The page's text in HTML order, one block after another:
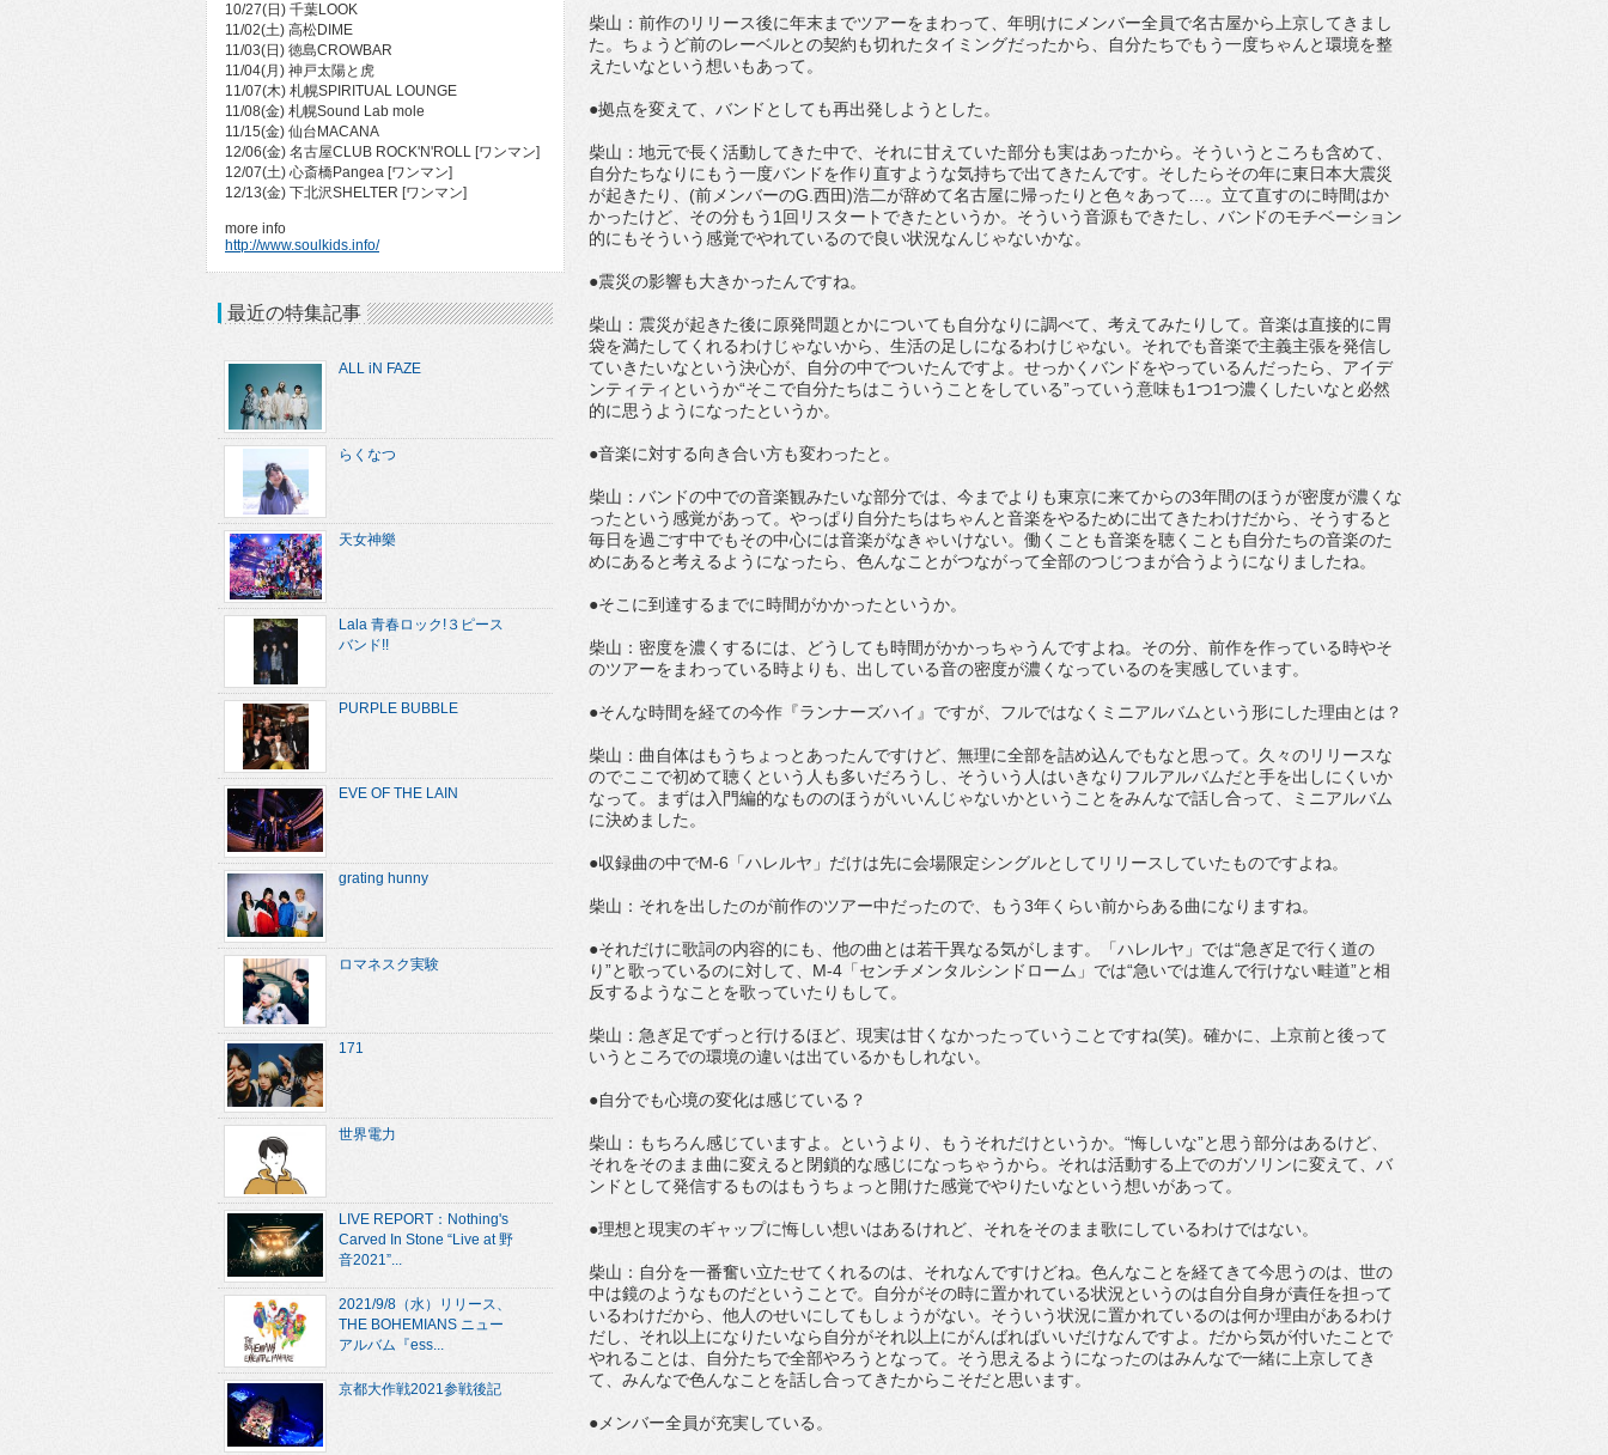
柴山：前作のリリース後に年末までツアーをまわって、年明けにメンバー全員で名古屋から上京してきまし
た。ちょうど前のレーベルとの契約も切れたタイミングだったから、自分たちでもう一度ちゃんと環境を整
えたいなという想いもあって。
●拠点を変えて、バンドとしても再出発しようとした。
柴山：地元で長く活動してきた中で、それに甘えていた部分も実はあったから。そういうところも含めて、
自分たちなりにもう一度バンドを作り直すような気持ちで出てきたんです。そしたらその年に東日本大震災
が起きたり、(前メンバーのG.西田)浩二が辞めて名古屋に帰ったりと色々あって…。立て直すのに時間はか
かったけど、その分もう1回リスタートできたというか。そういう音源もできたし、バンドのモチベーション
的にもそういう感覚でやれているので良い状況なんじゃないかな。
●震災の影響も大きかったんですね。
柴山：震災が起きた後に原発問題とかについても自分なりに調べて、考えてみたりして。音楽は直接的に胃
袋を満たしてくれるわけじゃないから、生活の足しになるわけじゃない。それでも音楽で主義主張を発信し
ていきたいなという決心が、自分の中でついたんですよ。せっかくバンドをやっているんだったら、アイデ
ンティティというか“そこで自分たちはこういうことをしている”っていう意味も1つ1つ濃くしたいなと必然
的に思うようになったというか。
●音楽に対する向き合い方も変わったと。
柴山：バンドの中での音楽観みたいな部分では、今までよりも東京に来てからの3年間のほうが密度が濃くな
ったという感覚があって。やっぱり自分たちはちゃんと音楽をやるために出てきたわけだから、そうすると
毎日を過ごす中でもその中心には音楽がなきゃいけない。働くことも音楽を聴くことも自分たちの音楽のた
めにあると考えるようになったら、色んなことがつながって全部のつじつまが合うようになりましたね。
●そこに到達するまでに時間がかかったというか。
柴山：密度を濃くするには、どうしても時間がかかっちゃうんですよね。その分、前作を作っている時やそ
のツアーをまわっている時よりも、出している音の密度が濃くなっているのを実感しています。
●そんな時間を経ての今作『ランナーズハイ』ですが、フルではなくミニアルバムという形にした理由とは？
柴山：曲自体はもうちょっとあったんですけど、無理に全部を詰め込んでもなと思って。久々のリリースな
のでここで初めて聴くという人も多いだろうし、そういう人はいきなりフルアルバムだと手を出しにくいか
なって。まずは入門編的なもののほうがいいんじゃないかということをみんなで話し合って、ミニアルバム
に決めました。
●収録曲の中でM-6「ハレルヤ」だけは先に会場限定シングルとしてリリースしていたものですよね。
柴山：それを出したのが前作のツアー中だったので、もう3年くらい前からある曲になりますね。
●それだけに歌詞の内容的にも、他の曲とは若干異なる気がします。「ハレルヤ」では“急ぎ足で行く道の
り”と歌っているのに対して、M-4「センチメンタルシンドローム」では“急いでは進んで行けない畦道”と相
反するようなことを歌っていたりもして。
柴山：急ぎ足でずっと行けるほど、現実は甘くなかったっていうことですね(笑)。確かに、上京前と後って
いうところでの環境の違いは出ているかもしれない。
●自分でも心境の変化は感じている？
柴山：もちろん感じていますよ。というより、もうそれだけというか。“悔しいな”と思う部分はあるけど、
それをそのまま曲に変えると閉鎖的な感じになっちゃうから。それは活動する上でのガソリンに変えて、バ
ンドとして発信するものはもうちょっと開けた感覚でやりたいなという想いがあって。
●理想と現実のギャップに悔しい想いはあるけれど、それをそのまま歌にしているわけではない。
柴山：自分を一番奮い立たせてくれるのは、それなんですけどね。色んなことを経てきて今思うのは、世の
中は鏡のようなものだということで。自分がその時に置かれている状況というのは自分自身が責任を担って
いるわけだから、他人のせいにしてもしょうがない。そういう状況に置かれているのは何か理由があるわけ
だし、それ以上になりたいなら自分がそれ以上にがんばればいいだけなんですよ。だから気が付いたことで
やれることは、自分たちで全部やろうとなって。そう思えるようになったのはみんなで一緒に上京してき
て、みんなで色んなことを話し合ってきたからこそだと思います。
●メンバー全員が充実している。
10/27(日) 千葉LOOK
11/02(土) 高松DIME
11/03(日) 徳島CROWBAR
11/04(月) 神戸太陽と虎
11/07(木) 札幌SPIRITUAL LOUNGE
11/08(金) 札幌Sound Lab mole
11/15(金) 仙台MACANA
12/06(金) 名古屋CLUB ROCK'N'ROLL [ワンマン]
12/07(土) 心斎橋Pangea [ワンマン]
12/13(金) 下北沢SHELTER [ワンマン]
more info
http://www.soulkids.info/
最近の特集記事
ALL iN FAZE
らくなつ
天女神樂
Lala 青春ロック!３ピース
バンド!!
PURPLE BUBBLE
EVE OF THE LAIN
grating hunny
ロマネスク実験
171
世界電力
LIVE REPORT：Nothing's
Carved In Stone “Live at 野
音2021”...
2021/9/8（水）リリース、
THE BOHEMIANS ニュー
アルバム『ess...
京都大作戦2021参戦後記